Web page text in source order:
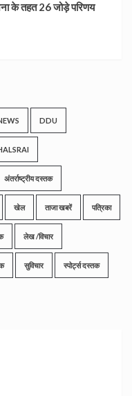
के तहत 26 जोड़े परिणय
DDU
अंतर्राष्ट्रीय दस्तक
खेल ताजा खबरें पत्रिका
लेख /विचार
सुविचार स्पोर्ट्स दस्तक